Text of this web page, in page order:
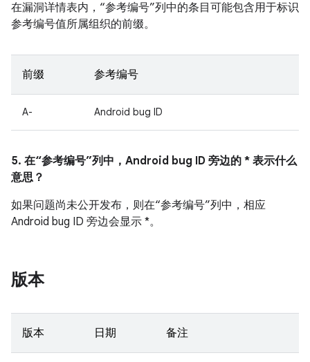
在漏洞详情表内，“参考编号”列中的条目可能包含用于标识
参考编号值所属组织的前缀。
前缀 参考编号
A- Android bug ID
5. 在“参考编号”列中，Android bug ID 旁边的 * 表示什么
意思？
如果问题尚未公开发布，则在“参考编号”列中，相应
Android bug ID 旁边会显示 *。
版本
版本 日期 备注